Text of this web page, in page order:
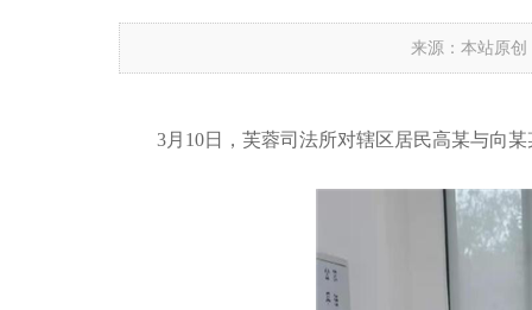
来源：本站原创
3月10日 ，芙蓉司法所对辖区居民高某与向某